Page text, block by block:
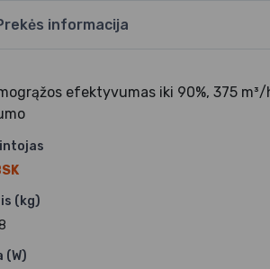
informacija
efektyvumas iki 90%, 375 m³/
(kg)
(W)